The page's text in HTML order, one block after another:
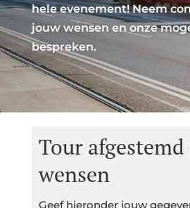
hele evenement! Neem
jouw wensen en onze
bespreken.
Tour
wensen
Geef hieronder jouw